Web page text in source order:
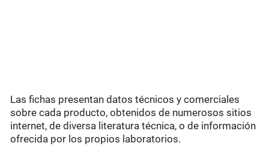
Las fichas presentan datos técnicos y comerciales
sobre cada producto, obtenidos de numerosos sitios
internet, de diversa literatura técnica, o de información
ofrecida por los propios laboratorios.